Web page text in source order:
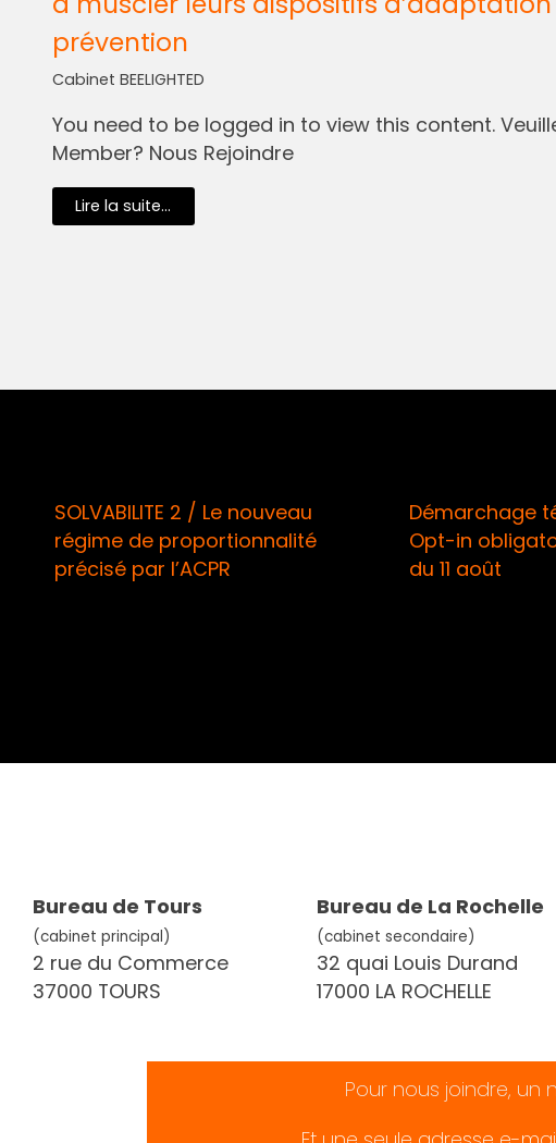
prévention
Cabinet BEELIGHTED
You need to be logged in to view this content.
Member? Nous Rejoindre
Lire la suite...
SOLVABILITE 2 / Le nouveau
régime de proportionnalité
précisé par l’ACPR
Démarchage
Opt-in
du 11 août
Bureau de Tours
(cabinet principal)
2 rue du Commerce
37000 TOURS
Bureau de La Rochelle
(cabinet secondaire)
32 quai Louis Durand
17000 LA ROCHELLE
Pour nous joindre, un